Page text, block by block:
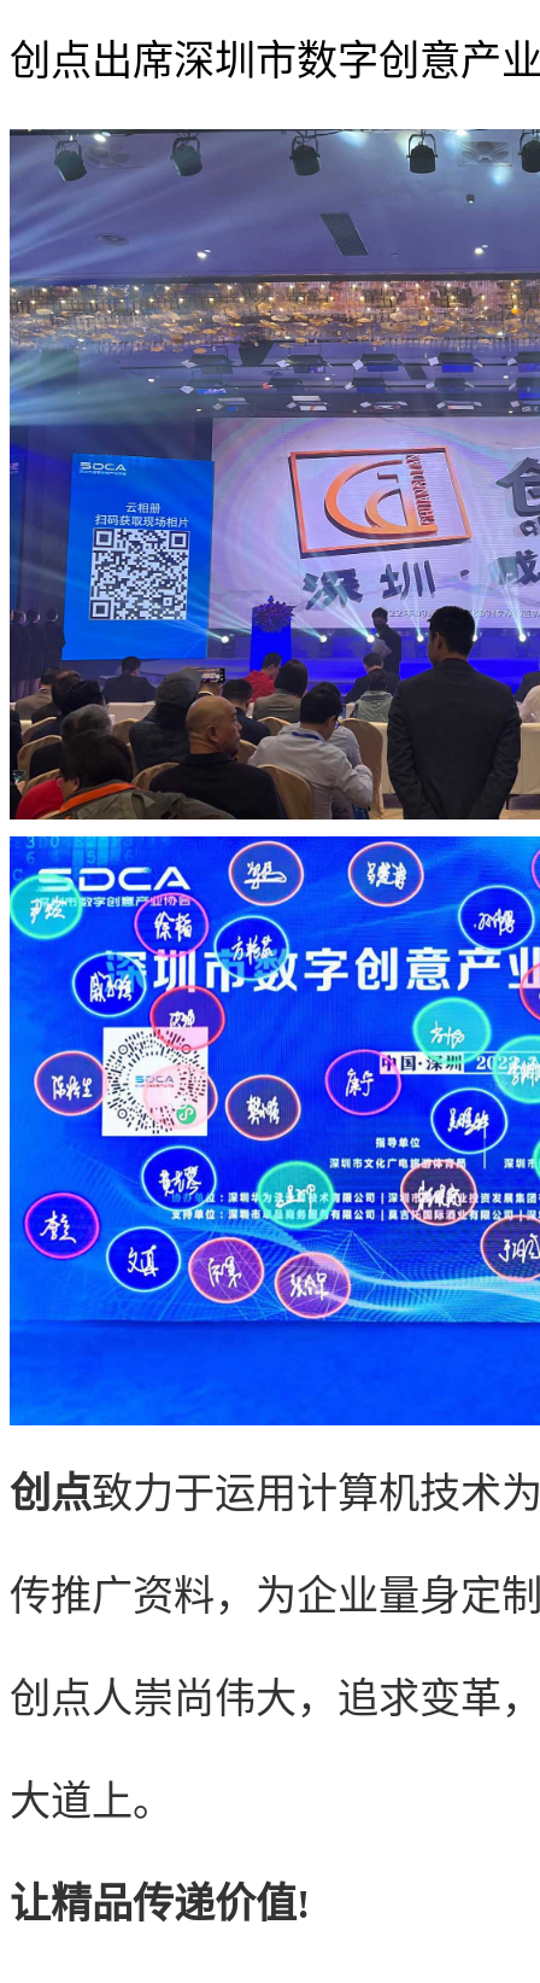
创点出席深圳市数字创意产
创点致力于运用计算机技术
传推广资料，为企业量身定
创点人崇尚伟大，追求变革
大道上。
让精品传递价值!